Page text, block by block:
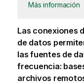
Más información
Las conexiones
de datos
las fuentes de
frecuencia:
archivos